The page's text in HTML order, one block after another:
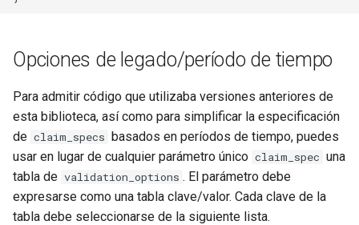
Opciones de legado/período de tiempo
Para admitir código que utilizaba versiones anteriores de
esta biblioteca, así como para simplificar la especificación
de claim_specs basados en períodos de tiempo, puedes
usar en lugar de cualquier parámetro único claim_spec una
tabla de validation_options . El parámetro debe
expresarse como una tabla clave/valor. Cada clave de la
tabla debe seleccionarse de la siguiente lista.